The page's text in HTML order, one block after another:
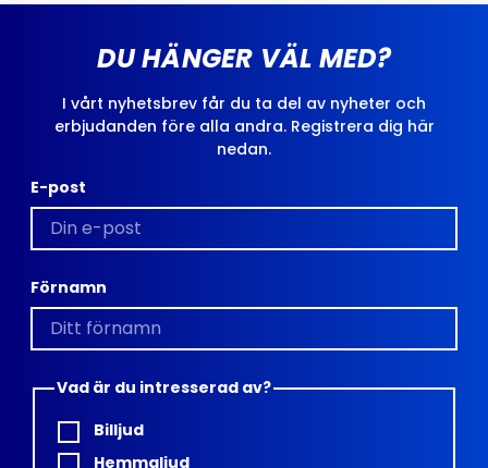
DU HÄNGER VÄL MED?
I vårt nyhetsbrev får du ta del av nyheter och
erbjudanden före alla andra. Registrera dig här
nedan.
E-post
Förnamn
Vad är du intresserad av?
Billjud
Hemmaljud